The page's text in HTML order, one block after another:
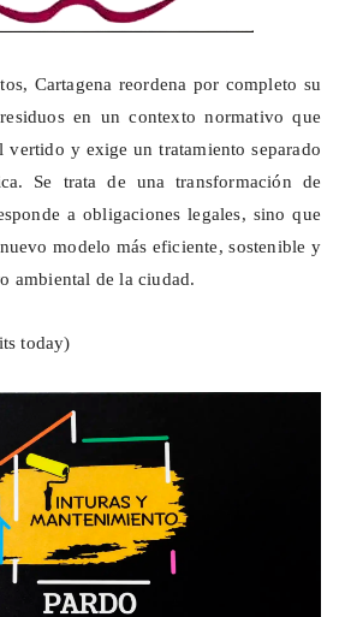
Cartagena reordena por completo su
en un contexto normativo que
vertido y exige un tratamiento separado
Se trata de una transformación de
a obligaciones legales, sino que
modelo más eficiente, sostenible y
ambiental de la ciudad.
today)